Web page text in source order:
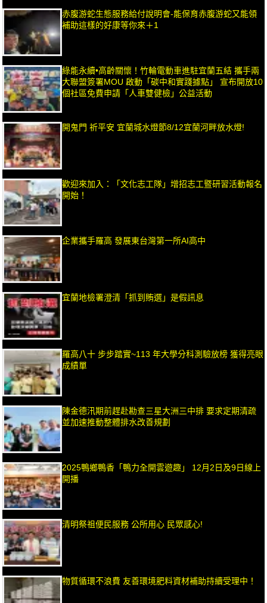
赤腹游蛇生態服務給付說明會-能保育赤腹游蛇又能領
補助這樣的好康等你來＋1
綠能永續•高齡關懷！竹輪電動車進駐宜蘭五結 攜手兩
大聯盟簽署MOU 啟動「碳中和實踐據點」 宣布開放10
個社區免費申請「人車雙健檢」公益活動
開鬼門 祈平安 宜蘭城水燈節8/12宜蘭河畔放水燈!
歡迎來加入：「文化志工隊」增招志工暨研習活動報名
開始！
企業攜手羅高 發展東台灣第一所AI高中
宜蘭地檢署澄清「抓到賄選」是假訊息
羅高八十 步步踏實~113 年大學分科測驗放榜 獲得亮眼
成績單
陳金德汛期前趕赴勘查三星大洲三中排 要求定期清疏
並加速推動整體排水改善規劃
2025鴨鄉鴨香「鴨力全開雲遊趣」 12月2日及9日線上
開播
清明祭祖便民服務 公所用心 民眾感心!
物質循環不浪費 友善環境肥料資材補助持續受理中！